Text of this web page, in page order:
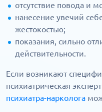
отсутствие повода и
нанесение увечий
жестокостью;
показания, сильно
действительности.
Если возникают
психиатрическая
психиатра-нарколога